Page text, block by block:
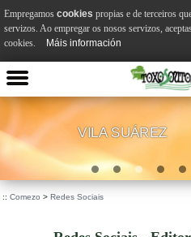
VILA SUÁREZ
:: Comezo > Redes Sociais
Empregamos cookies propias e de terceiros
servizos. Ao empregar os nosos servizos,
cookies.
Máis información